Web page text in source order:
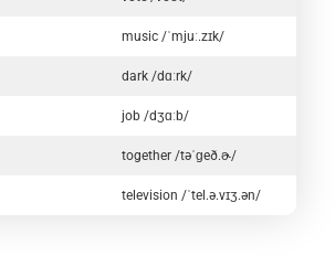
music /ˈmjuː.zɪk/
dark /dɑːrk/
job /dʒɑːb/
together /təˈɡeð.ɚ/
television /ˈtel.ə.vɪʒ.ən/